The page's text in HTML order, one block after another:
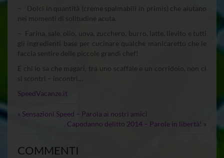
– Dolci in quantità (creme spalmabili in primis) che aiutano
nei momenti di solitudine acuta.
– Farina, sale, olio, uova, zucchero, burro, latte, lievito e tutti
gli ingredienti base per cucinare qualche manicaretto che le
faccia sentire delle piccole grandi chef!
E chi lo sa che magari, tra uno scaffale e un corridoio, non ci
si scontri – incontri…
SpeedVacanze.it
« Sensazioni Speed – Parola ai nostri amici
Capodanno delitto 2014 – Parole in libertà! »
COMMENTI